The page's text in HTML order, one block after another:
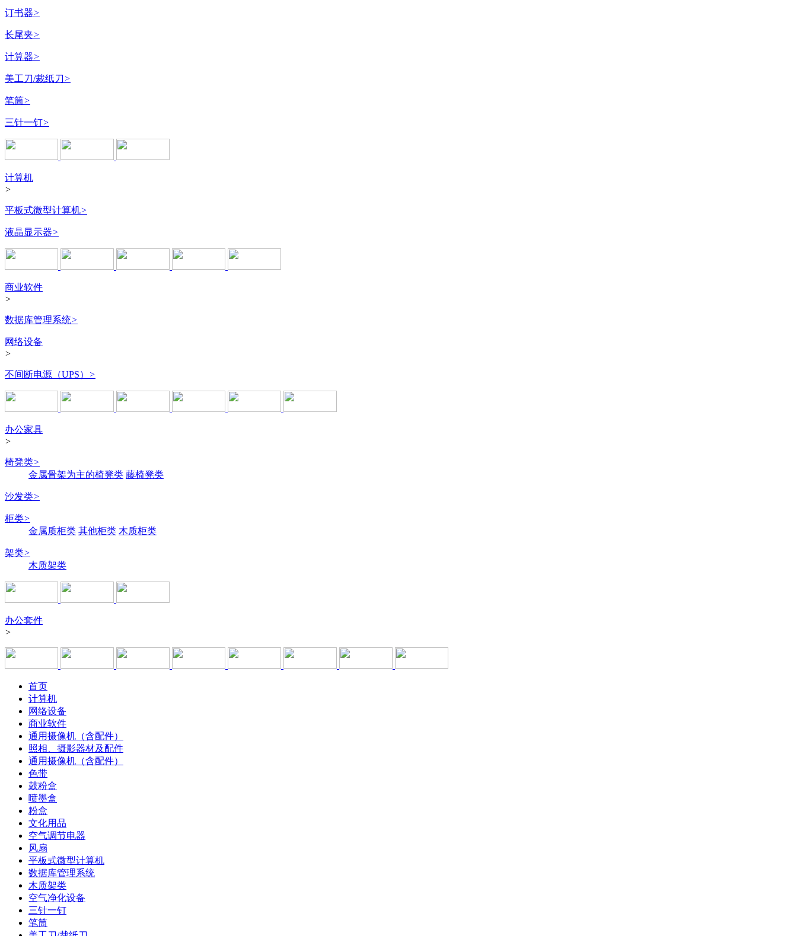
订书器>
长尾夹>
计算器>
美工刀/裁纸刀>
笔筒>
三针一钉>
计算机
>
平板式微型计算机>
液晶显示器>
商业软件
>
数据库管理系统>
网络设备
>
不间断电源（UPS） >
办公家具
>
椅凳类>
金属骨架为主的椅凳类 藤椅凳类
沙发类>
柜类>
金属质柜类 其他柜类 木质柜类
架类>
木质架类
办公套件
>
首页
计算机
网络设备
商业软件
通用摄像机（含配件）
照相、摄影器材及配件
通用摄像机（含配件）
色带
鼓粉盒
喷墨盒
粉盒
文化用品
空气调节电器
风扇
平板式微型计算机
数据库管理系统
木质架类
空气净化设备
三针一钉
笔筒